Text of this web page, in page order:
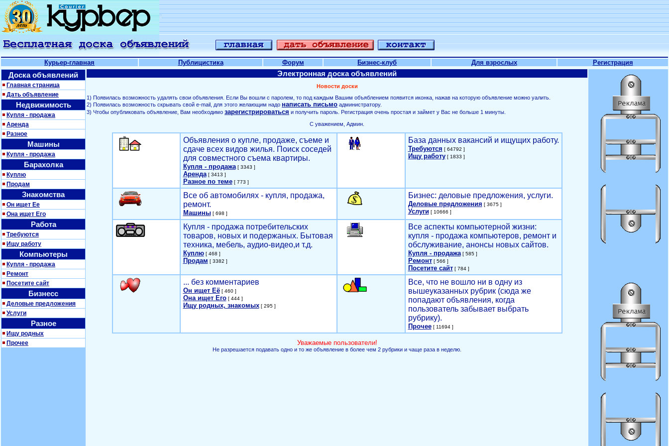
Курьер-главная Публицистика Форум Бизнес-клуб Для взрослых Регистрация
Доска объявлений
Главная страница
Дать объявление
Недвижимость
Купля - продажа
Аренда
Разное
Машины
Купля - продажа
Барахолка
Куплю
Продам
Знакомства
Он ищет Ее
Она ищет Его
Работа
Требуются
Ищу работу
Компьютеры
Купля - продажа
Ремонт
Посетите сайт
Бизнесс
Деловые предложения
Услуги
Разное
Ищу родных
Прочее
Электронная доска объявлений
Новости доски
1) Появилась возможность удалять свои объявления. Если Вы вошли с паролем, то под каждым Вашим объяблением появится иконка, нажав на которую объявление можно уалить.
2) Появилась возможность скрывать свой е-mail, для этого желающим надо написать письмо администратору.
3) Чтобы опубликовать объявление, Вам необходимо зарегистрироваться и получить пароль. Регистрация очень простая и займет у Вас не больше 1 минуты.
С уважением, Админ.
Объявления о купле, продаже, съеме и
сдаче всех видов жилья. Поиск соседей
для совместного съема квартиры.
Купля - продажа[ 3343 ]
Аренда[ 3413 ]
Разное по теме[ 773 ]
База данных вакансий и ищущих работу.
Требуются [ 64792 ]
Ищу работу[ 1833 ]
Все об автомобилях - купля, продажа,
ремонт.
Машины[ 698 ]
Бизнес: деловые предложения, услуги.
Деловые предложения [ 3675 ]
Услуги[ 10666 ]
Купля - продажа потребительских
товаров, новых и подержаных. Бытовая
техника, мебель, аудио-видео,и т.д.
Куплю[ 468 ]
Продам [ 3382 ]
Все аспекты компьютерной жизни:
купля - продажа компьютеров, ремонт и
обслуживание, анонсы новых сайтов.
Купля - продажа[ 585 ]
Ремонт[ 566 ]
Посетите сайт[ 784 ]
... без комментариев
Он ищет Её[ 460 ]
Она ищет Его[ 444 ]
Ищу родных, знакомых[ 295 ]
Все, что не вошло ни в одну из
вышеуказанных рубрик (сюда же
попадают объявления, когда
пользователь забывает выбрать
рубрику).
Прочее[ 11694 ]
Уважаемые пользователи!
Не разрешается подавать одно и то же объявление в более чем 2 рубрики и чаще раза в неделю.